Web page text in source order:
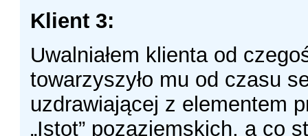
Klient 3:
Uwalniałem klienta od
towarzyszyło mu od czasu
uzdrawiającej z elementem
„Istot” pozaziemskich, a co